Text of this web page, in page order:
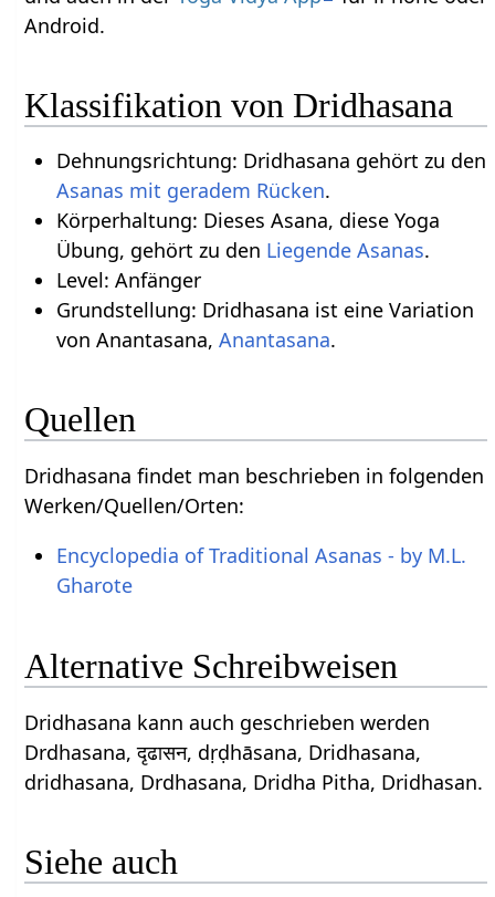
Android.
Klassifikation von Dridhasana
Dehnungsrichtung: Dridhasana gehört zu den
Asanas mit geradem Rücken.
Körperhaltung: Dieses Asana, diese Yoga
Übung, gehört zu den Liegende Asanas.
Level: Anfänger
Grundstellung: Dridhasana ist eine Variation
von Anantasana, Anantasana.
Quellen
Dridhasana findet man beschrieben in folgenden
Werken/Quellen/Orten:
Encyclopedia of Traditional Asanas - by M.L.
Gharote
Alternative Schreibweisen
Dridhasana kann auch geschrieben werden
Drdhasana, दृढासन, dṛḍhāsana, Dridhasana,
dridhasana, Drdhasana, Dridha Pitha, Dridhasan.
Siehe auch